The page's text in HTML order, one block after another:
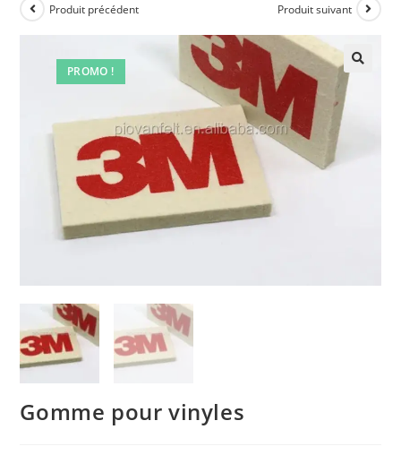
PROMO !
Produit précédent Produit suivant
Gomme pour vinyles